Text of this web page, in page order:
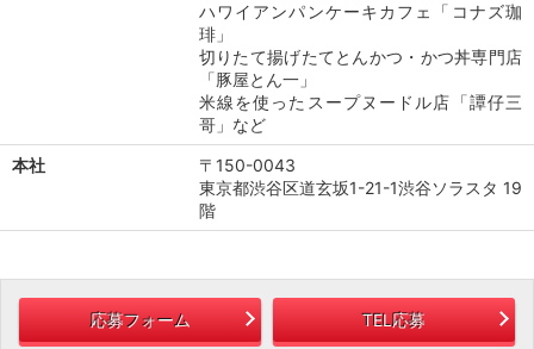
ハワイアンパンケーキカフェ「コナズ珈
琲」
切りたて揚げたてとんかつ・かつ丼専門店
「豚屋とん一」
米線を使ったスープヌードル店「譚仔三
哥」など
本社
〒150-0043
東京都渋谷区道玄坂1-21-1渋谷ソラスタ 19
階
応募フォーム TEL応募